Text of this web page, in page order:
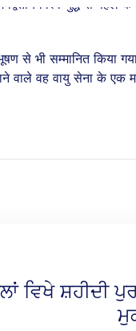
विश्व युद्ध से पहले के
से भी सम्मानित किया
वाले वह वायु सेना के एक
ਵਿਖੇ ਸ਼ਹੀਦੀ